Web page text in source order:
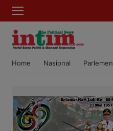
Home Nasional Parlemen